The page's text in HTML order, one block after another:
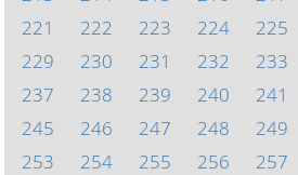
221
222 223 224 225
229
230 231 232 233
237
238 239 240 241
245
246 247 248 249
253
254 255 256 257